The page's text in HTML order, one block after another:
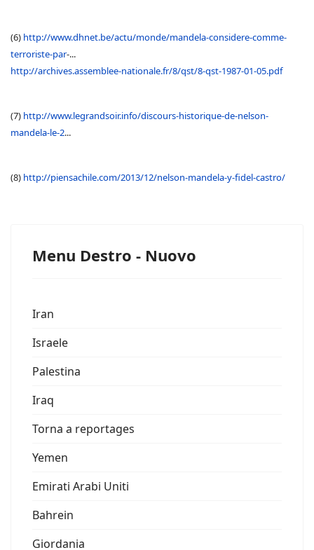
(6) http://www.dhnet.be/actu/monde/mandela-considere-comme-
terroriste-par-...
http://archives.assemblee-nationale.fr/8/qst/8-qst-1987-01-05.pdf
(7) http://www.legrandsoir.info/discours-historique-de-nelson-
mandela-le-2...
(8) http://piensachile.com/2013/12/nelson-mandela-y-fidel-castro/
Menu Destro - Nuovo
Iran
Israele
Palestina
Iraq
Torna a reportages
Yemen
Emirati Arabi Uniti
Bahrein
Giordania